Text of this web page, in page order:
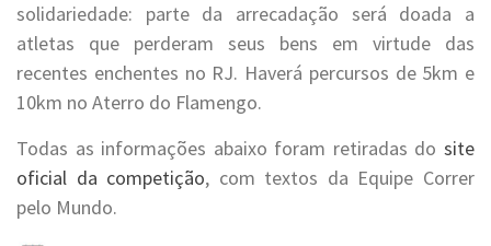
solidariedade: parte da arrecadação será doada a
atletas que perderam seus bens em virtude das
recentes enchentes no RJ. Haverá percursos de 5km e
10km no Aterro do Flamengo.
Todas as informações abaixo foram retiradas do site
oficial da competição, com textos da Equipe Correr
pelo Mundo.